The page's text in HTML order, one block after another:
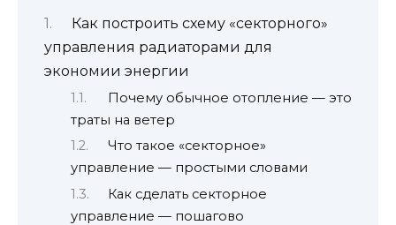
Как построить схему «секторного»
управления радиаторами для
экономии энергии
Почему обычное отопление — это
траты на ветер
Что такое «секторное»
управление — простыми словами
Как сделать секторное
управление — пошагово